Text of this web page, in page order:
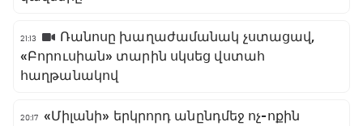
21:13
Ռանոսը խաղաժամանակ չստացավ,
«Բորուսիան» տարին սկսեց վստահ
հաղթանակով
20:17 «Միլանի» երկրորդ անընդմեջ ոչ-ոքին